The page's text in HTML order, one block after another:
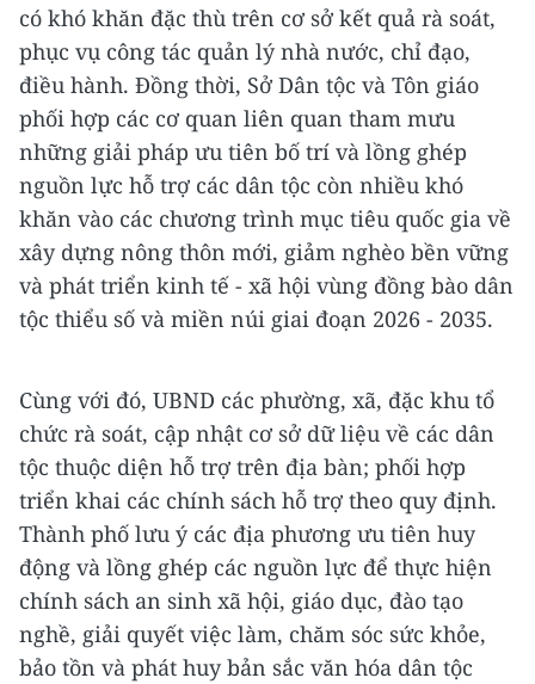
có khó khăn đặc thù trên cơ sở kết quả rà soát,
phục vụ công tác quản lý nhà nước, chỉ đạo,
điều hành. Đồng thời, Sở Dân tộc và Tôn giáo
phối hợp các cơ quan liên quan tham mưu
những giải pháp ưu tiên bố trí và lồng ghép
nguồn lực hỗ trợ các dân tộc còn nhiều khó
khăn vào các chương trình mục tiêu quốc gia về
xây dựng nông thôn mới, giảm nghèo bền vững
và phát triển kinh tế - xã hội vùng đồng bào dân
tộc thiểu số và miền núi giai đoạn 2026 - 2035.
Cùng với đó, UBND các phường, xã, đặc khu tổ
chức rà soát, cập nhật cơ sở dữ liệu về các dân
tộc thuộc diện hỗ trợ trên địa bàn; phối hợp
triển khai các chính sách hỗ trợ theo quy định.
Thành phố lưu ý các địa phương ưu tiên huy
động và lồng ghép các nguồn lực để thực hiện
chính sách an sinh xã hội, giáo dục, đào tạo
nghề, giải quyết việc làm, chăm sóc sức khỏe,
bảo tồn và phát huy bản sắc văn hóa dân tộc